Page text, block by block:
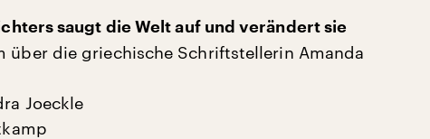
saugt die Welt auf und verändert sie
über die griechische Schriftstellerin Amanda
Joeckle